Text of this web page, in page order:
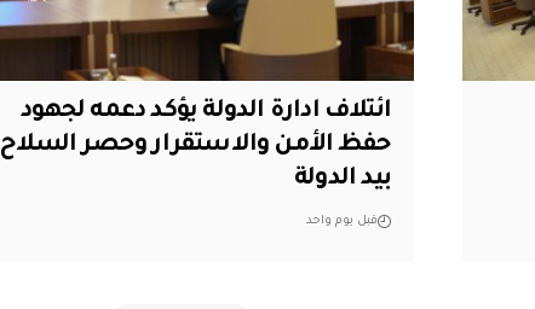
ائتلاف ادارة الدولة يؤكد دعمه لجهود
حفظ الأمن والاستقرار وحصر السلاح
بيد الدولة
قبل يوم واحد